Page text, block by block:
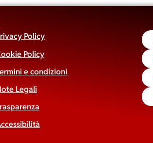
Policy
Policy
e condizioni
Legali